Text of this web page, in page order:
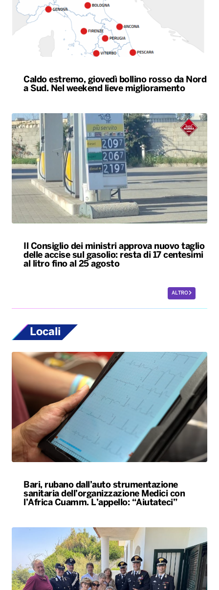
Caldo estremo, giovedì bollino rosso da Nord
a Sud. Nel weekend lieve miglioramento
Il Consiglio dei ministri approva nuovo taglio
delle accise sul gasolio: resta di 17 centesimi
al litro fino al 25 agosto
ALTRO
Locali
Bari, rubano dall’auto strumentazione
sanitaria dell’organizzazione Medici con
l’Africa Cuamm. L’appello: “Aiutateci”